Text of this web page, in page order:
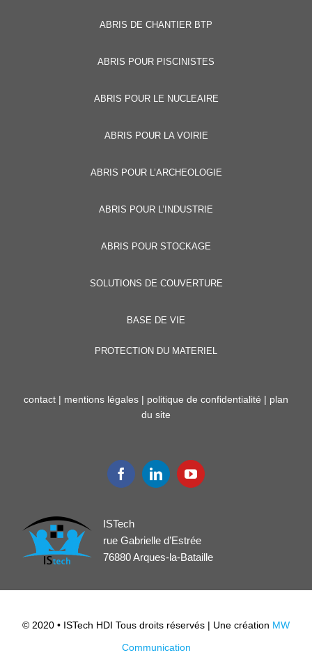
ABRIS DE CHANTIER BTP
ABRIS POUR PISCINISTES
ABRIS POUR LE NUCLEAIRE
ABRIS POUR LA VOIRIE
ABRIS POUR L’ARCHEOLOGIE
ABRIS POUR L’INDUSTRIE
ABRIS POUR STOCKAGE
SOLUTIONS DE COUVERTURE
BASE DE VIE
PROTECTION DU MATERIEL
contact | mentions légales | politique de confidentialité | plan
du site
ISTech
rue Gabrielle d’Estrée
76880 Arques-la-Bataille
© 2020 • ISTech HDI Tous droits réservés | Une création MW
Communication